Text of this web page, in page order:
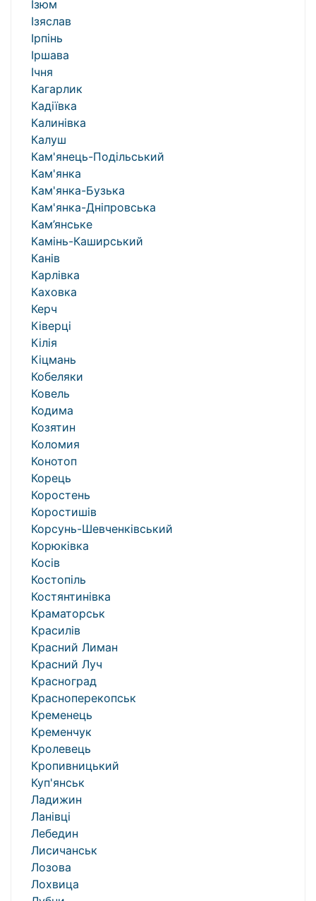
Ізюм
Ізяслав
Ірпінь
Іршава
Ічня
Кагарлик
Кадіївка
Калинівка
Калуш
Кам'янець-Подільський
Кам'янка
Кам'янка-Бузька
Кам'янка-Дніпровська
Кам’янське
Камінь-Каширський
Канів
Карлівка
Каховка
Керч
Ківерці
Кілія
Кіцмань
Кобеляки
Ковель
Кодима
Козятин
Коломия
Конотоп
Корець
Коростень
Коростишів
Корсунь-Шевченківський
Корюківка
Косів
Костопіль
Костянтинівка
Краматорськ
Красилів
Красний Лиман
Красний Луч
Красноград
Красноперекопськ
Кременець
Кременчук
Кролевець
Кропивницький
Куп'янськ
Ладижин
Ланівці
Лебедин
Лисичанськ
Лозова
Лохвица